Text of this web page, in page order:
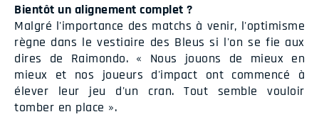
Bientôt un alignement complet ?
Malgré l'importance des matchs à venir, l'optimisme
règne dans le vestiaire des Bleus si l'on se fie aux
dires de Raimondo. « Nous jouons de mieux en
mieux et nos joueurs d'impact ont commencé à
élever leur jeu d'un cran. Tout semble vouloir
tomber en place ».